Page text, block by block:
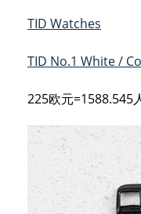
TID Watches
TID No.1 White /
225欧元=1588.545